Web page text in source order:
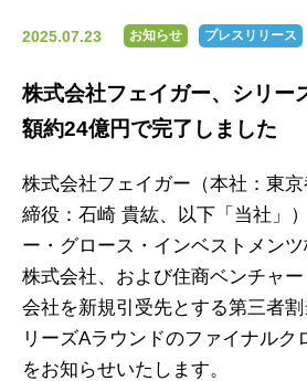
2025.07.23 お知らせ プレスリリース
株式会社フェイガー、シリー
額約24億円で完了しました
株式会社フェイガー（本社：東
締役：石崎 貴紘、以下「当社」
ー・グロース・インベストメン
株式会社、および住商ベンチャ
会社を新規引受先とする第三者
リーズAラウンドのファイナルク
をお知らせいたします。